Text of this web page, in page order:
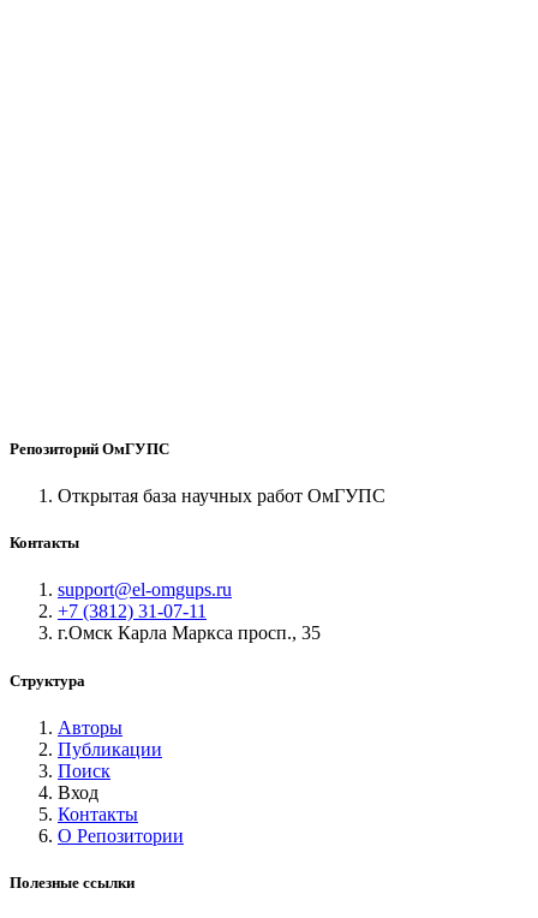
Репозиторий ОмГУПС
Открытая база научных работ ОмГУПС
Контакты
support@el-omgups.ru
+7 (3812) 31-07-11
г.Омск Карла Маркса просп., 35
Структура
Авторы
Публикации
Поиск
Вход
Контакты
О Репозитории
Полезные ссылки